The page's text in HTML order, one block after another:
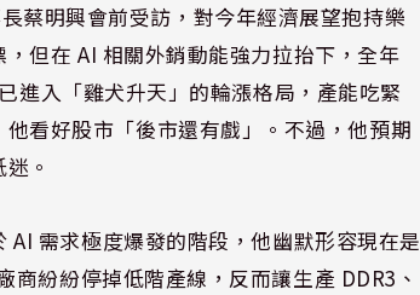
蔡明興會前受訪，對今年經濟展望抱持樂
但在 AI 相關外銷動能強力拉抬下，全年
進入「雞犬升天」的輪漲格局，產能吃緊
看好股市「後市還有戲」。不過，他預期
。
需求極度爆發的階段，他幽默形容現在是
商紛紛停掉低階產線，反而讓生產 DDR3、